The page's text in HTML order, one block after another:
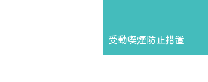
受動喫煙防止措置